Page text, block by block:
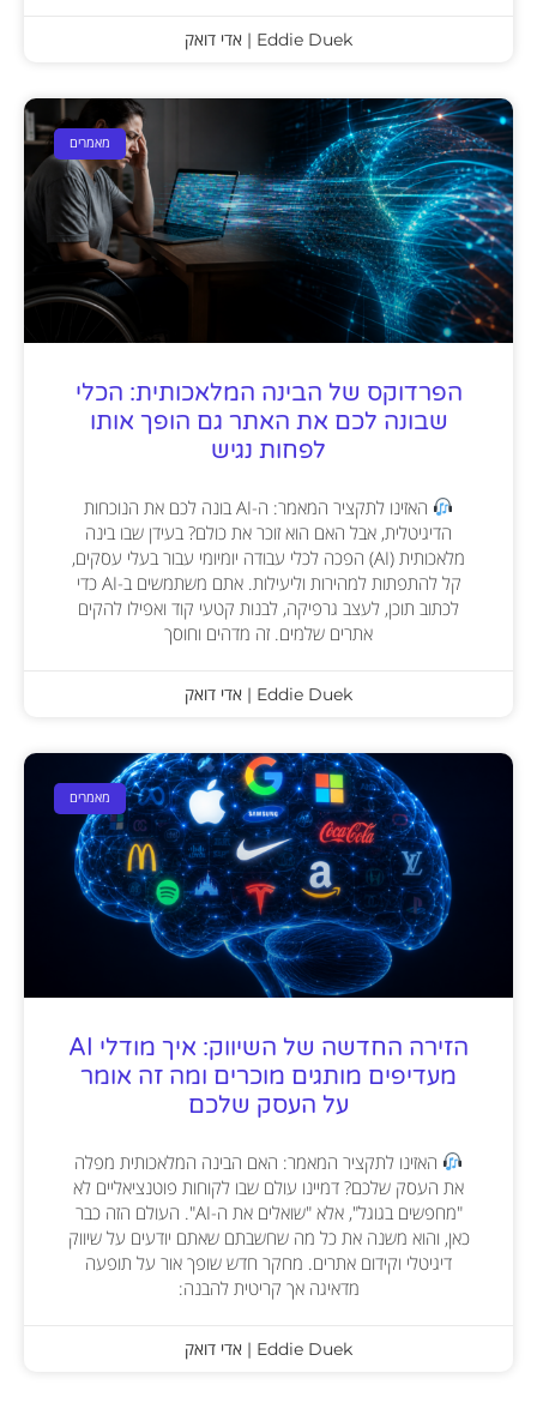
Eddie Duek | אדי דואק
מאמרים
הפרדוקס של הבינה המלאכותית: הכלי
שבונה לכם את האתר גם הופך אותו
לפחות נגיש
האזינו לתקציר המאמר: ה-AI בונה לכם את הנוכחות
הדיגיטלית, אבל האם הוא זוכר את כולם? בעידן שבו בינה
מלאכותית (AI) הפכה לכלי עבודה יומיומי עבור בעלי עסקים,
קל להתפתות למהירות וליעילות. אתם משתמשים ב-AI כדי
לכתוב תוכן, לעצב גרפיקה, לבנות קטעי קוד ואפילו להקים
אתרים שלמים. זה מדהים וחוסך
Eddie Duek | אדי דואק
מאמרים
הזירה החדשה של השיווק: איך מודלי AI
מעדיפים מותגים מוכרים ומה זה אומר
על העסק שלכם
האזינו לתקציר המאמר: האם הבינה המלאכותית מפלה
את העסק שלכם? דמיינו עולם שבו לקוחות פוטנציאליים לא
"מחפשים בגוגל", אלא "שואלים את ה-AI". העולם הזה כבר
כאן, והוא משנה את כל מה שחשבתם שאתם יודעים על שיווק
דיגיטלי וקידום אתרים. מחקר חדש שופך אור על תופעה
מדאיגה אך קריטית להבנה:
Eddie Duek | אדי דואק